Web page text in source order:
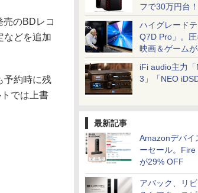
フで30万円台！
ハイグレード
Q7D Pro」。
映画＆ゲーム
iFi audio主力
3」「NEO
最新記事
Amazonデバイ
ーセール。
が29% OFF
アバック、リ
のBDレコ
などを追加
予約時に残
では上書